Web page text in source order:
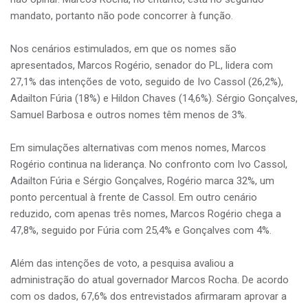
mandato, portanto não pode concorrer à função.
Nos cenários estimulados, em que os nomes são
apresentados, Marcos Rogério, senador do PL, lidera com
27,1% das intenções de voto, seguido de Ivo Cassol (26,2%),
Adailton Fúria (18%) e Hildon Chaves (14,6%). Sérgio Gonçalves,
Samuel Barbosa e outros nomes têm menos de 3%.
Em simulações alternativas com menos nomes, Marcos
Rogério continua na liderança. No confronto com Ivo Cassol,
Adailton Fúria e Sérgio Gonçalves, Rogério marca 32%, um
ponto percentual à frente de Cassol. Em outro cenário
reduzido, com apenas três nomes, Marcos Rogério chega a
47,8%, seguido por Fúria com 25,4% e Gonçalves com 4%.
Além das intenções de voto, a pesquisa avaliou a
administração do atual governador Marcos Rocha. De acordo
com os dados, 67,6% dos entrevistados afirmaram aprovar a